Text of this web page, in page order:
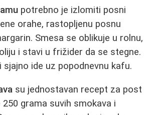
potrebno je izlomiti posni
orahe, rastopljenu posnu
Smesa se oblikuje u rolnu,
i stavi u frižider da se stegne.
sjajno ide uz popodnevnu kafu.
su jednostavan recept za post
250 grama suvih smokava i